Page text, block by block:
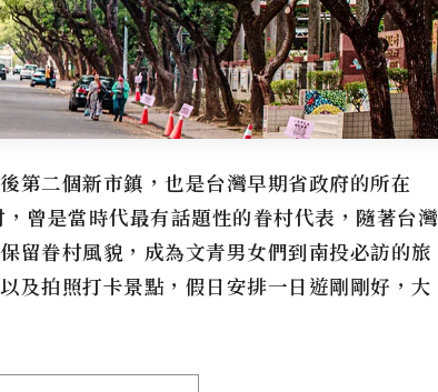
第二個新市鎮，也是台灣早期省政府的所在
，曾是當時代最有話題性的眷村代表，隨著台灣
留眷村風貌，成為文青男女們到南投必訪的旅
及拍照打卡景點，假日安排一日遊剛剛好，大